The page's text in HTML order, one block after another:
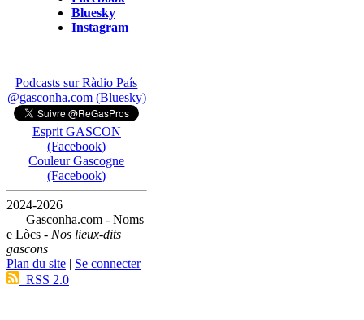
Bluesky
Instagram
Podcasts sur Ràdio País
@gasconha.com (Bluesky)
Esprit GASCON
(Facebook)
Couleur Gascogne
(Facebook)
2024-2026
— Gasconha.com - Noms
e Lòcs - Nos lieux-dits
gascons
Plan du site | Se connecter|
RSS 2.0